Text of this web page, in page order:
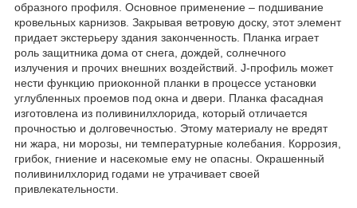
образного профиля. Основное применение – подшивание
кровельных карнизов. Закрывая ветровую доску, этот элемент
придает экстерьеру здания законченность. Планка играет
роль защитника дома от снега, дождей, солнечного
излучения и прочих внешних воздействий. J-профиль может
нести функцию приоконной планки в процессе установки
углубленных проемов под окна и двери. Планка фасадная
изготовлена из поливинилхлорида, который отличается
прочностью и долговечностью. Этому материалу не вредят
ни жара, ни морозы, ни температурные колебания. Коррозия,
грибок, гниение и насекомые ему не опасны. Окрашенный
поливинилхлорид годами не утрачивает своей
привлекательности.